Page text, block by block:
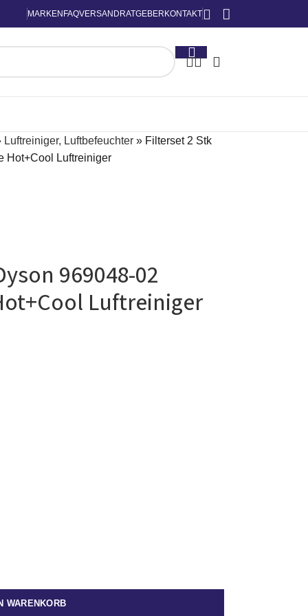
MARKEN FAQVERSAND RATGEBER KONTAKT
Luftreiniger, Luftbefeuchter» Filterset 2 Stk
Hot+Cool Luftreiniger
969048-02
Luftreiniger
WARENKORB